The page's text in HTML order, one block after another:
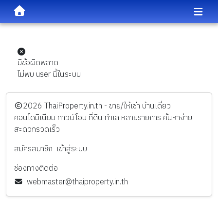
มีข้อผิดพลาด
ไม่พบ user นี้ในระบบ
️2026 ThaiProperty.in.th - ขาย/ให้เช่า บ้านเดี่ยว
คอนโดมิเนียม ทาวน์โฮม ที่ดิน ทำเล หลายรายการ ค้นหาง่าย
สะดวกรวดเร็ว
สมัครสมาชิก เข้าสู่ระบบ
ช่องทางติดต่อ
webmaster@thaiproperty.in.th